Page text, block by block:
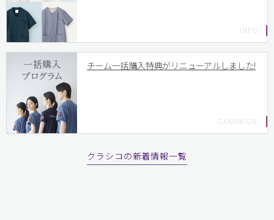
チーム一括購入特典がリニューアルしました!
クラシコの新着情報一覧